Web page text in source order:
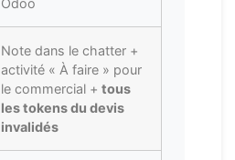
Note dans le chatter +
activité « À faire » pour
le commercial + tous
les tokens du devis
invalidés